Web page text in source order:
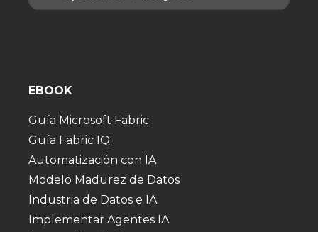
EBOOK
Guía Microsoft Fabric
Guía Fabric IQ
Automatización con IA
Modelo Madurez de Datos
Industria de Datos e IA
Implementar Agentes IA